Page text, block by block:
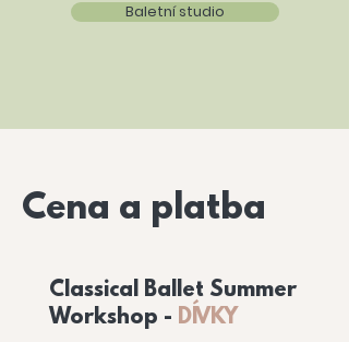
Baletní studio
Cena a platba
Classical Ballet Summer
Workshop - DÍVKY